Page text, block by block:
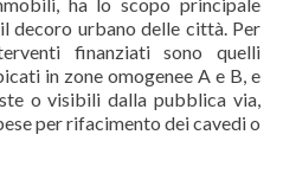
decoro urbano delle città. Per
finanziati sono quelli
in zone omogenee A e B, e
o visibili dalla pubblica via,
per rifacimento dei cavedi o